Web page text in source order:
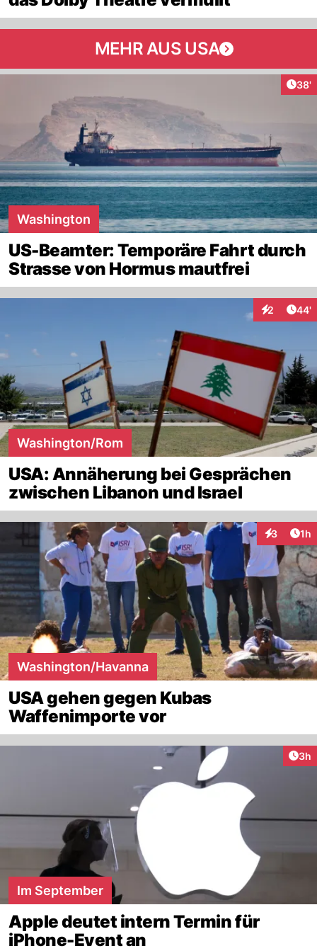
MEHR AUS USA
38'
Washington
US-Beamter: Temporäre Fahrt durch
Strasse von Hormus mautfrei
2 44'
Washington/Rom
USA: Annäherung bei Gesprächen
zwischen Libanon und Israel
3 1h
Washington/Havanna
USA gehen gegen Kubas
Waffenimporte vor
3h
Im September
Apple deutet intern Termin für
iPhone-Event an